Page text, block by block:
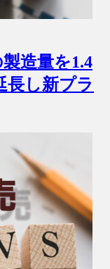
造量を1.4
長し新プラ